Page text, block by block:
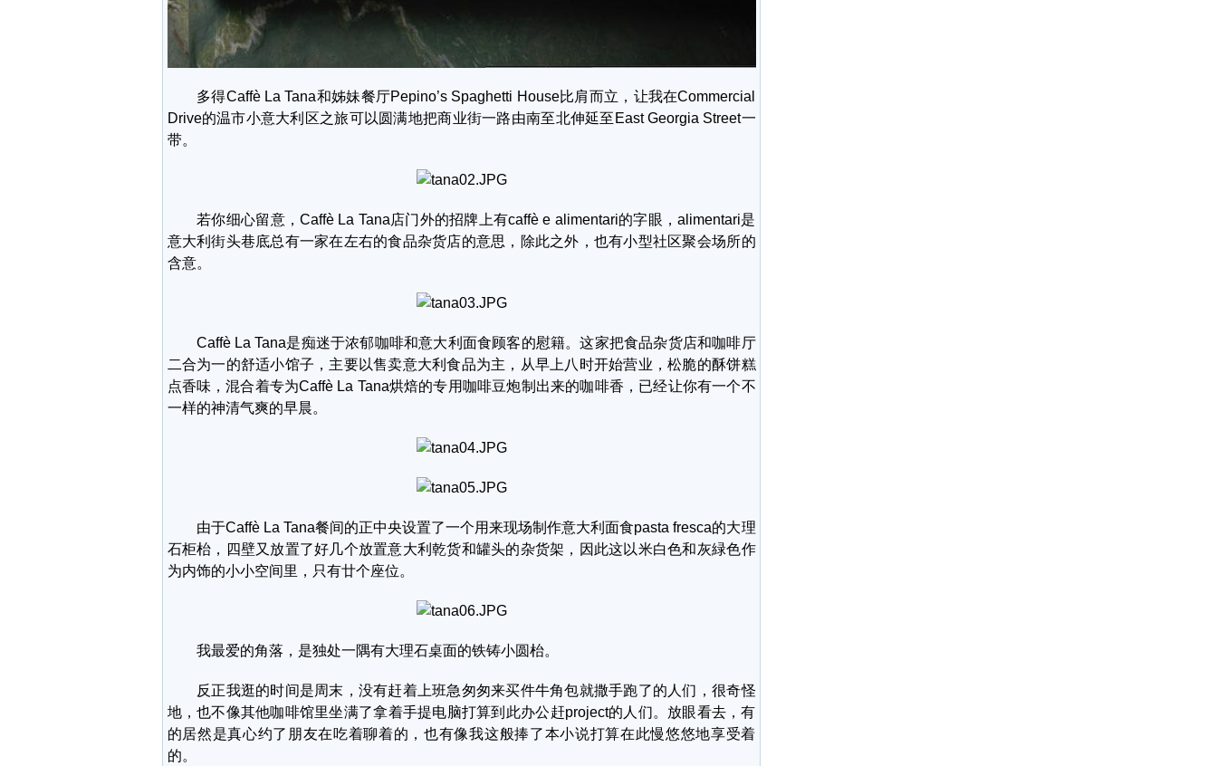
多得Caffè La Tana和姊妹餐厅Pepino’s Spaghetti House比肩而立，让我在Commercial
Drive的温市小意大利区之旅可以圆满地把商业街一路由南至北伸延至East Georgia Street一
带。
若你细心留意，Caffè La Tana店门外的招牌上有caffè e alimentari的字眼，alimentari是
意大利街头巷底总有一家在左右的食品杂货店的意思，除此之外，也有小型社区聚会场所的
含意。
Caffè La Tana是痴迷于浓郁咖啡和意大利面食顾客的慰籍。这家把食品杂货店和咖啡厅
二合为一的舒适小馆子，主要以售卖意大利食品为主，从早上八时开始营业，松脆的酥饼糕
点香味，混合着专为Caffè La Tana烘焙的专用咖啡豆炮制出来的咖啡香，已经让你有一个不
一样的神清气爽的早晨。
由于Caffè La Tana餐间的正中央设置了一个用来现场制作意大利面食pasta fresca的大理
石柜枱，四壁又放置了好几个放置意大利乾货和罐头的杂货架，因此这以米白色和灰緑色作
为内饰的小小空间里，只有廿个座位。
我最爱的角落，是独处一隅有大理石桌面的铁铸小圆枱。
反正我逛的时间是周末，没有赶着上班急匆匆来买件牛角包就撒手跑了的人们，很奇怪
地，也不像其他咖啡馆里坐满了拿着手提电脑打算到此办公赶project的人们。放眼看去，有
的居然是真心约了朋友在吃着聊着的，也有像我这般捧了本小说打算在此慢悠悠地享受着
的。